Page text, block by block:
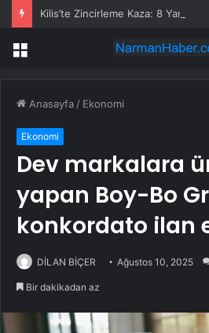
Kilis’te Zincirleme Kaza: 8 Yaralı
Menü
Anasayfa / Ekonomi
Ekonomi
Dev markalara
yapan Boy-Bo
konkordato ilan
DİLAN BİÇER Ağustos 10, 2025
Bir dakikadan az